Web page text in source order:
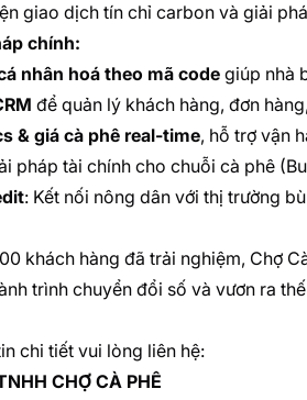
giao dịch tín chỉ carbon và giải
chính:
nhân hoá theo mã code giúp nhà
để quản lý khách hàng, đơn
& giá cà phê real-time, hỗ trợ vận
pháp tài chính cho chuỗi cà phê
: Kết nối nông dân với thị trường
khách hàng đã trải nghiệm, Chợ
trình chuyển đổi số và vươn ra
chi tiết vui lòng liên hệ:
CHỢ CÀ PHÊ